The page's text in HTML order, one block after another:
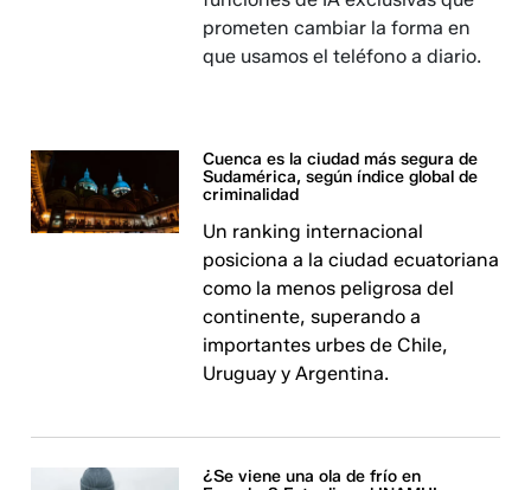
prometen cambiar la forma en
que usamos el teléfono a diario.
Cuenca es la ciudad más segura de
Sudamérica, según índice global de
criminalidad
Un ranking internacional
posiciona a la ciudad ecuatoriana
como la menos peligrosa del
continente, superando a
importantes urbes de Chile,
Uruguay y Argentina.
¿Se viene una ola de frío en